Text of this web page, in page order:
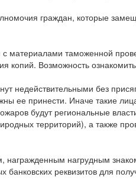
граждан, которые
материалами таможенной
копий. Возможность
недействительными без
ее принести. Иначе такие
будут региональные
территорий), а также
нагрудным
банковских реквизитов для